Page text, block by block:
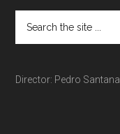
Director: Pedro Santana